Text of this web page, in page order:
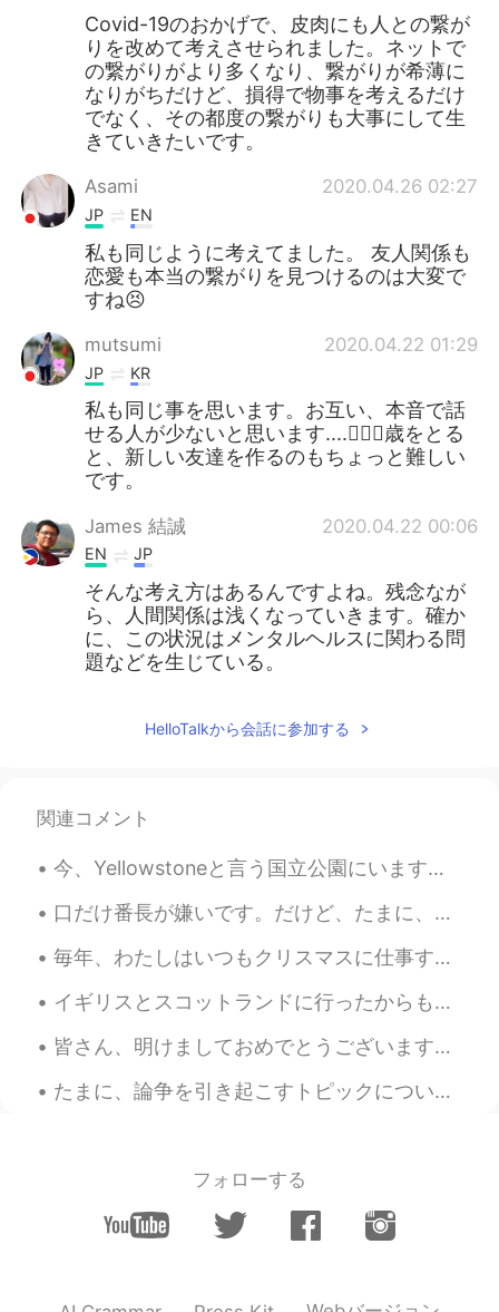
Português
Covid-19のおかげで、皮肉にも人との繋が
りを改めて考えさせられました。ネットで
の繋がりがより多くなり、繋がりが希薄に
なりがちだけど、損得で物事を考えるだけ
でなく、その都度の繋がりも大事にして生
きていきたいです。
Asami 2020.04.26 02:27
JP EN
私も同じように考えてました。 友人関係も
恋愛も本当の繋がりを見つけるのは大変で
すね😣
mutsumi 2020.04.22 01:29
JP KR
私も同じ事を思います。お互い、本音で話
せる人が少ないと思います....🤷🏻‍♀️歳をとる
と、新しい友達を作るのもちょっと難しい
です。
James 結誠 2020.04.22 00:06
EN JP
そんな考え方はあるんですよね。残念なが
ら、人間関係は浅くなっていきます。確か
に、この状況はメンタルヘルスに関わる問
題などを生じている。
HelloTalkから会話に参加する
関連コメント
今、Yellowstoneと言う国立公園にいます。もともと、Yellow Stoneの綺麗で人気所だけを見たかったです。写真を撮ることが大好きだから。たとえば、Old FaithfulとGran...
口だけ番長が嫌いです。だけど、たまに、私も口だけ番長になってます。😩神様助けて〜 Based on this image, what English expression can you th...
毎年、わたしはいつもクリスマスに仕事するを選びます。クリスマスにはいつも寂しい感じて、その感じを忘れるため、仕事してます。 仕事は鎮痛剤そうです。一時的に助けます。 家に帰る時間ように、鎮痛剤の...
イギリスとスコットランドに行ったからもう一年がたったんだ！ ネシーとかお女王様とかパウルマカートニーとかハリーポッターを見なかったのに本当に充実していた。笑 彼らがよく歩いたのと同じ道を歩くこと...
皆さん、明けましておめでとうございます！これからもよろしくお願いします！ナイチャちゃんも挨拶したい！😸 この10年は私に一番刺激的なものでした。 Cheers! カンパイ！ 新年の抱負があり...
たまに、論争を引き起こすトピックについて話すのことが好きです。飛行機でParasiteの映画を見ました。１つの面白いアジアの社会のことを示しました。なんか、私たちは西洋の標準が常に最高であると信...
フォローする